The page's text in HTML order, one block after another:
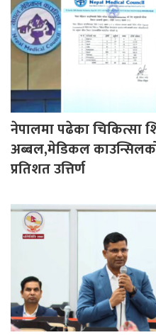
नेपालमा पढेका चिकित्सा
अब्बल,मेडिकल
प्रतिशत उत्तिर्ण